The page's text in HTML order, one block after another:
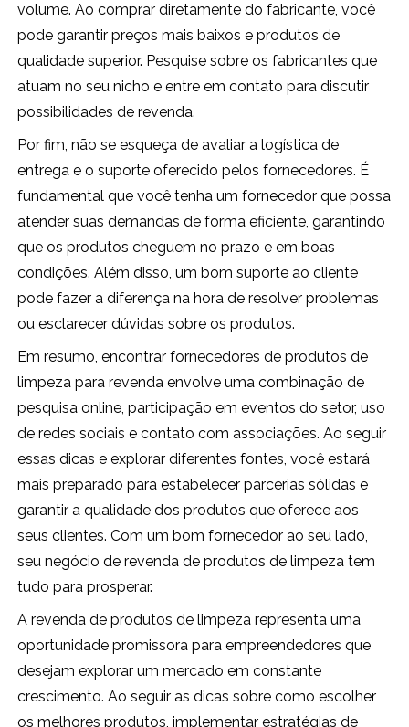
volume. Ao comprar diretamente do fabricante, você
pode garantir preços mais baixos e produtos de
qualidade superior. Pesquise sobre os fabricantes que
atuam no seu nicho e entre em contato para discutir
possibilidades de revenda.
Por fim, não se esqueça de avaliar a logística de
entrega e o suporte oferecido pelos fornecedores. É
fundamental que você tenha um fornecedor que possa
atender suas demandas de forma eficiente, garantindo
que os produtos cheguem no prazo e em boas
condições. Além disso, um bom suporte ao cliente
pode fazer a diferença na hora de resolver problemas
ou esclarecer dúvidas sobre os produtos.
Em resumo, encontrar fornecedores de produtos de
limpeza para revenda envolve uma combinação de
pesquisa online, participação em eventos do setor, uso
de redes sociais e contato com associações. Ao seguir
essas dicas e explorar diferentes fontes, você estará
mais preparado para estabelecer parcerias sólidas e
garantir a qualidade dos produtos que oferece aos
seus clientes. Com um bom fornecedor ao seu lado,
seu negócio de revenda de produtos de limpeza tem
tudo para prosperar.
A revenda de produtos de limpeza representa uma
oportunidade promissora para empreendedores que
desejam explorar um mercado em constante
crescimento. Ao seguir as dicas sobre como escolher
os melhores produtos, implementar estratégias de